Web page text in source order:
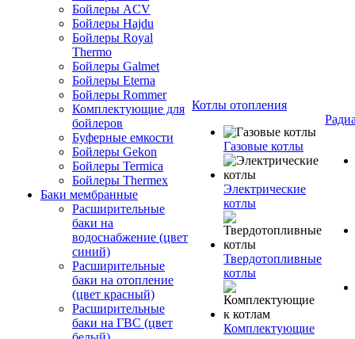
Бойлеры ACV
Бойлеры Hajdu
Бойлеры Royal
Thermo
Бойлеры Galmet
Бойлеры Eterna
Бойлеры Rommer
Комплектующие для
бойлеров
Буферные емкости
Бойлеры Gekon
Бойлеры Termica
Бойлеры Thermex
Баки мембранные
Расширительные
баки на
водоснабжение (цвет
синий)
Расширительные
баки на отопление
(цвет красный)
Расширительные
баки на ГВС (цвет
Котлы отопления
Газовые котлы
Электрические
котлы
Твердотопливные
котлы
Комплектующие